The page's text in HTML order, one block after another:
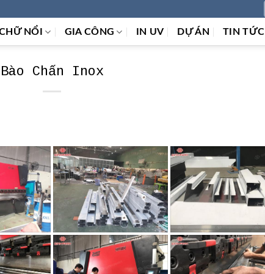
NỔI GIA CÔNG IN UV DỰ ÁN TIN TỨC
Bào Chấn Inox